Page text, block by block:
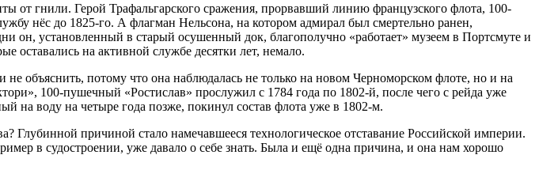
от гнили. Герой Трафальгарского сражения, прорвавший линию французского флота, 100-
нёс до 1825-го. А флагман Нельсона, на котором адмирал был смертельно ранен,
он, установленный в старый осушенный док, благополучно «работает» музеем в Портсмуте и
оставались на активной службе десятки лет, немало.
объяснить, потому что она наблюдалась не только на новом Черноморском флоте, но и на
100-пушечный «Ростислав» прослужил с 1784 года по 1802-й, после чего с рейда уже
на воду на четыре года позже, покинул состав флота уже в 1802-м.
причиной стало намечавшееся технологическое отставание Российской империи.
в судостроении, уже давало о себе знать. Была и ещё одна причина, и она нам хорошо